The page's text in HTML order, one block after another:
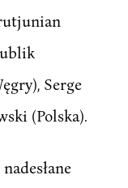
Serge
(Polska).